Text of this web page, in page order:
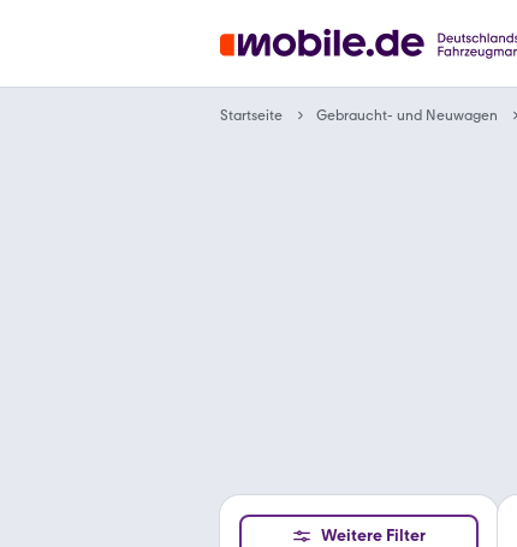
Startseite Gebraucht- und Neuwagen
Weitere Filter